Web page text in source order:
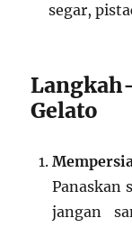
segar,
Gelato
Panaskan
jangan